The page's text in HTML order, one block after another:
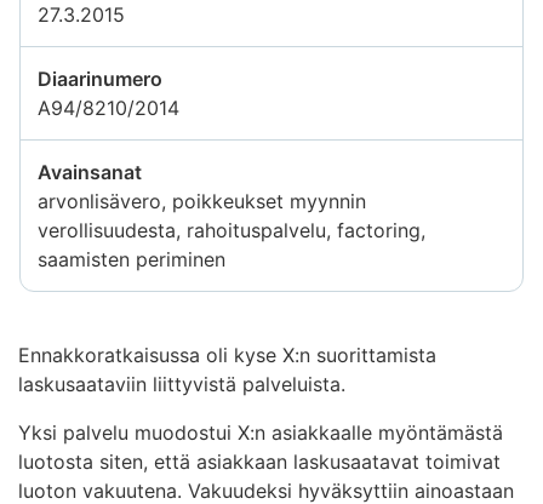
27.3.2015
Diaarinumero
A94/8210/2014
Avainsanat
arvonlisävero, poikkeukset myynnin
verollisuudesta, rahoituspalvelu, factoring,
saamisten periminen
Ennakkoratkaisussa oli kyse X:n suorittamista
laskusaataviin liittyvistä palveluista.
Yksi palvelu muodostui X:n asiakkaalle myöntämästä
luotosta siten, että asiakkaan laskusaatavat toimivat
luoton vakuutena. Vakuudeksi hyväksyttiin ainoastaan